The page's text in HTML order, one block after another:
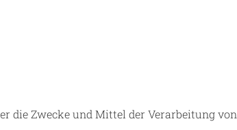
die Zwecke und Mittel der Verarbeitung von